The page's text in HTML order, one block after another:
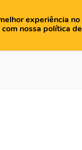
HOME QUEM SOMOS
experiência no
nossa política